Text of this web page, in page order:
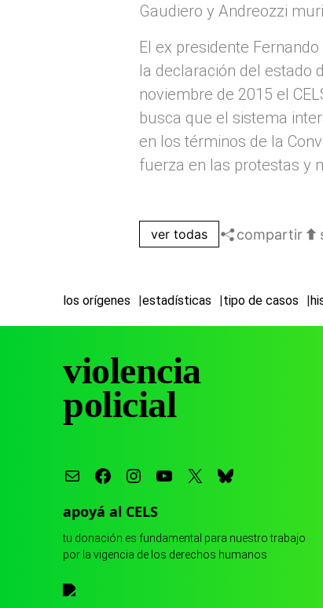
Gaudiero y Andreozzi
El ex presidente
la declaración del estado
noviembre de 2015 el
busca que el sistema
en los términos de la
fuerza en las protestas y
ver todas compartir
los orígenes estadísticas tipo de casos
violencia
policial
apoyá al CELS
tu donación es fundamental para nuestro trabajo
por la vigencia de los derechos humanos